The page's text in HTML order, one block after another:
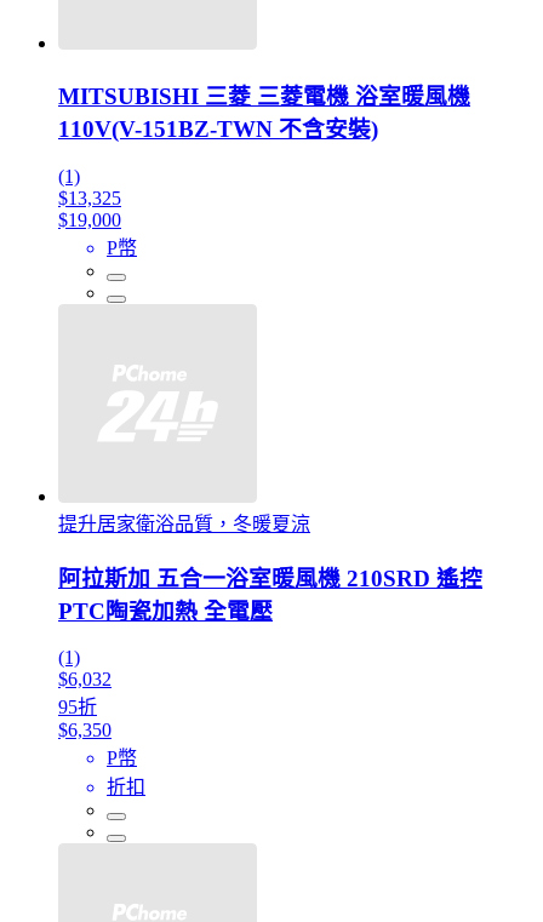
MITSUBISHI 三菱 三菱電機 浴室暖風機
110V(V-151BZ-TWN 不含安裝)
(1)
$13,325
$19,000
P幣
提升居家衛浴品質，冬暖夏涼
阿拉斯加 五合一浴室暖風機 210SRD 遙控
PTC陶瓷加熱 全電壓
(1)
$6,032
95折
$6,350
P幣
折扣